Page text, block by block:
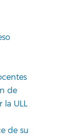
de
la ULL
de su